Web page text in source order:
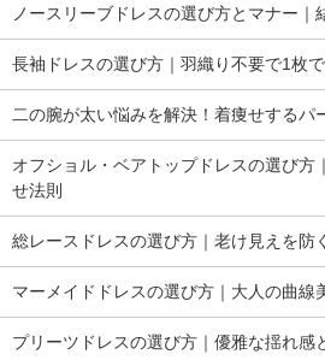
ノースリーブドレスの選び方とマナー｜
長袖ドレスの選び方｜羽織り不要で1枚
二の腕が太い悩みを解決！着痩せするパ
オフショル・ベアトップドレスの選び方
せ法則
総レースドレスの選び方｜老け見えを防
マーメイドドレスの選び方｜大人の曲線
プリーツドレスの選び方｜優雅な揺れ感